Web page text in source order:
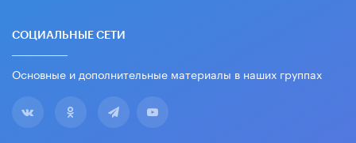
СОЦИАЛЬНЫЕ СЕТИ
Основные и дополнительные материалы в наших группах